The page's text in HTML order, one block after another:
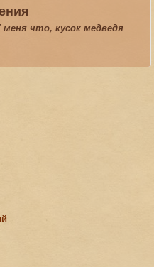
что, кусок медведя